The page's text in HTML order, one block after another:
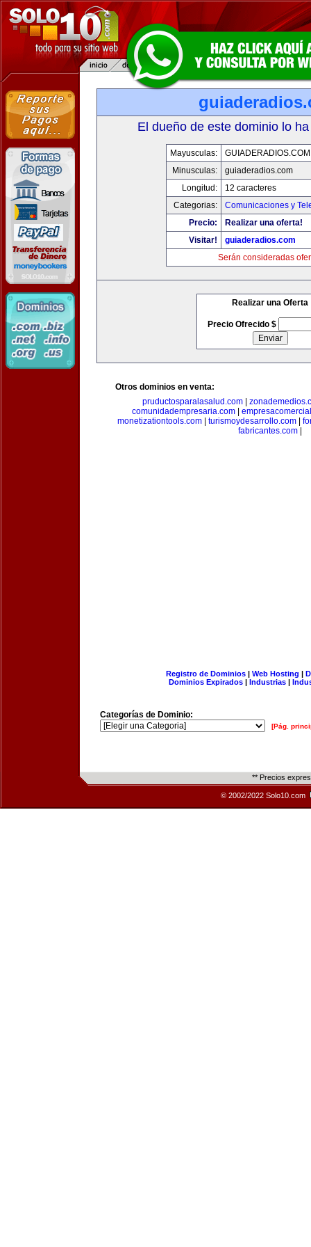
El dueño de este dominio lo
Mayusculas:
GUIADERADIOS.COM
Minusculas:
guiaderadios.com
Longitud:
12 caracteres
Categorias:
Comunicaciones y
Precio:
Realizar una oferta!
Visitar!
guiaderadios.com
Serán consideradas
Realizar una Oferta
Precio Ofrecido $
Otros dominios en venta:
pruductosparalasalud.com|
comunidadempresaria.com
monetizationtools.com| turismoydesarrollo.com|
fabricantes.com
Registro de Dominios| Web Hosting |
Dominios Expirados | Industrias |
Categorías de Dominio:
[Pág.
** Precios
© 2002/2022 Solo10.com